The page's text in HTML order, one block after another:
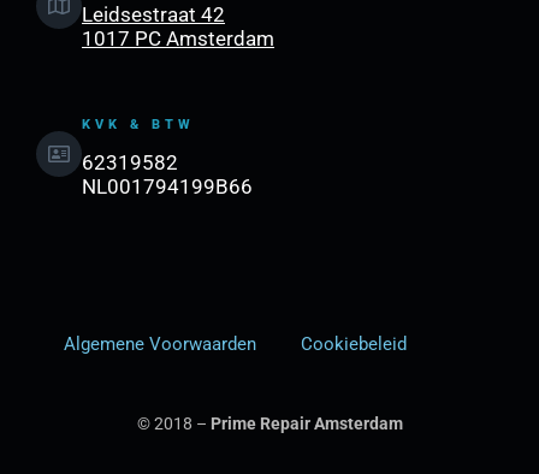
Leidsestraat 42
1017 PC Amsterdam
KVK & BTW
62319582
NL001794199B66
Algemene Voorwaarden Cookiebeleid
© 2018 – Prime Repair Amsterdam